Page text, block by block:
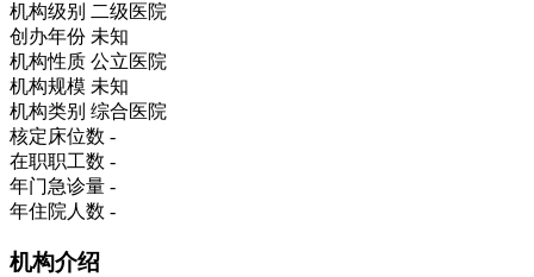
机构级别 二级医院
创办年份 未知
机构性质 公立医院
机构规模 未知
机构类别 综合医院
核定床位数 -
在职职工数 -
年门急诊量 -
年住院人数 -
机构介绍